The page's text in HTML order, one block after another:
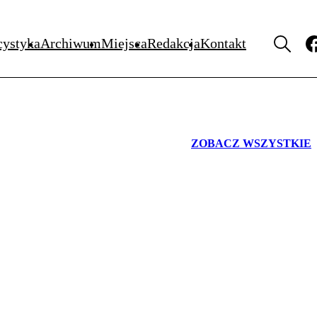
ArchiwumMiejscaRedakcjaKontakt
ZOBACZ WSZYSTKIE